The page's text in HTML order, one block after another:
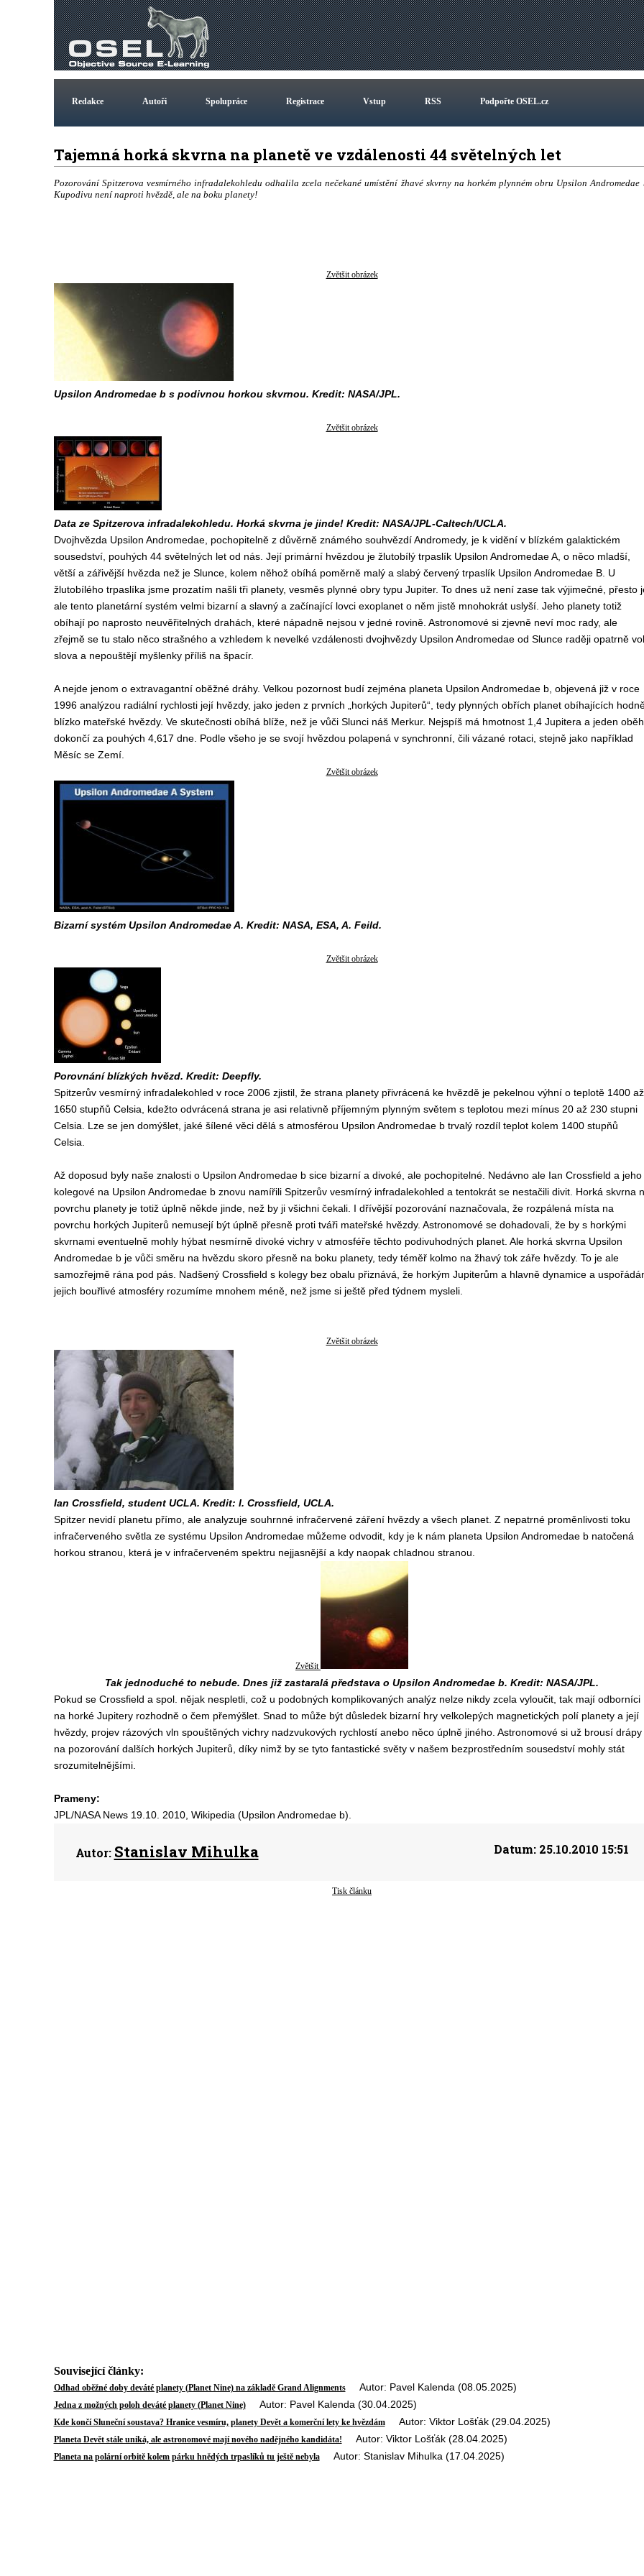
Redakce Autoři Spolupráce Registrace Vstup RSS Podpořte OSEL.cz
Tajemná horká skvrna na planetě ve vzdálenosti 44 světelných let
Pozorování Spitzerova vesmírného infradalekohledu odhalila zcela nečekané umístění žhavé skvrny na horkém plynném obru Upsilon Andromedae
Kupodivu není naproti hvězdě, ale na boku planety!
Zvětšit obrázek
Upsilon Andromedae b s podivnou horkou skvrnou. Kredit: NASA/JPL.
Zvětšit obrázek
Data ze Spitzerova infradalekohledu. Horká skvrna je jinde! Kredit: NASA/JPL-Caltech/UCLA.
Dvojhvězda Upsilon Andromedae, pochopitelně z důvěrně známého souhvězdí Andromedy, je k vidění v blízkém galaktickém
sousedství, pouhých 44 světelných let od nás. Její primární hvězdou je žlutobílý trpaslík Upsilon Andromedae A, o něco mladší,
větší a zářivější hvězda než je Slunce, kolem něhož obíhá poměrně malý a slabý červený trpaslík Upsilon Andromedae B. U
žlutobílého trpaslíka jsme prozatím našli tři planety, vesměs plynné obry typu Jupiter. To dnes už není zase tak výjimečné, přesto
ale tento planetární systém velmi bizarní a slavný a začínající lovci exoplanet o něm jistě mnohokrát uslyší. Jeho planety totiž
obíhají po naprosto neuvěřitelných drahách, které nápadně nejsou v jedné rovině. Astronomové si zjevně neví moc rady, ale
zřejmě se tu stalo něco strašného a vzhledem k nevelké vzdálenosti dvojhvězdy Upsilon Andromedae od Slunce raději opatrně
slova a nepouštějí myšlenky příliš na špacír.
A nejde jenom o extravagantní oběžné dráhy. Velkou pozornost budí zejména planeta Upsilon Andromedae b, objevená již v roce
1996 analýzou radiální rychlosti její hvězdy, jako jeden z prvních „horkých Jupiterů“, tedy plynných obřích planet obíhajících
blízko mateřské hvězdy. Ve skutečnosti obíhá blíže, než je vůči Slunci náš Merkur. Nejspíš má hmotnost 1,4 Jupitera a jeden oběh
dokončí za pouhých 4,617 dne. Podle všeho je se svojí hvězdou polapená v synchronní, čili vázané rotaci, stejně jako například
Měsíc se Zemí.
Zvětšit obrázek
Bizarní systém Upsilon Andromedae A. Kredit: NASA, ESA, A. Feild.
Zvětšit obrázek
Porovnání blízkých hvězd. Kredit: Deepfly.
Spitzerův vesmírný infradalekohled v roce 2006 zjistil, že strana planety přivrácená ke hvězdě je pekelnou výhní o teplotě 1400 až
1650 stupňů Celsia, kdežto odvrácená strana je asi relativně příjemným plynným světem s teplotou mezi mínus 20 až 230 stupni
Celsia. Lze se jen domýšlet, jaké šílené věci dělá s atmosférou Upsilon Andromedae b trvalý rozdíl teplot kolem 1400 stupňů
Celsia.
Až doposud byly naše znalosti o Upsilon Andromedae b sice bizarní a divoké, ale pochopitelné. Nedávno ale Ian Crossfield a jeho
kolegové na Upsilon Andromedae b znovu namířili Spitzerův vesmírný infradalekohled a tentokrát se nestačili divit. Horká skvrna
povrchu planety je totiž úplně někde jinde, než by ji všichni čekali. I dřívější pozorování naznačovala, že rozpálená místa na
povrchu horkých Jupiterů nemusejí být úplně přesně proti tváři mateřské hvězdy. Astronomové se dohadovali, že by s horkými
skvrnami eventuelně mohly hýbat nesmírně divoké vichry v atmosféře těchto podivuhodných planet. Ale horká skvrna Upsilon
Andromedae b je vůči směru na hvězdu skoro přesně na boku planety, tedy téměř kolmo na žhavý tok záře hvězdy. To je ale
samozřejmě rána pod pás. Nadšený Crossfield s kolegy bez obalu přiznává, že horkým Jupiterům a hlavně dynamice a
jejich bouřlivé atmosféry rozumíme mnohem méně, než jsme si ještě před týdnem mysleli.
Zvětšit obrázek
Ian Crossfield, student UCLA. Kredit: I. Crossfield, UCLA.
Spitzer nevidí planetu přímo, ale analyzuje souhrnné infračervené záření hvězdy a všech planet. Z nepatrné proměnlivosti toku
infračerveného světla ze systému Upsilon Andromedae můžeme odvodit, kdy je k nám planeta Upsilon Andromedae b natočená
horkou stranou, která je v infračerveném spektru nejjasnější a kdy naopak chladnou stranou.
Zvětšit
Tak jednoduché to nebude. Dnes již zastaralá představa o Upsilon Andromedae b. Kredit: NASA/JPL.
Pokud se Crossfield a spol. nějak nespletli, což u podobných komplikovaných analýz nelze nikdy zcela vyloučit, tak mají odborníci
na horké Jupitery rozhodně o čem přemýšlet. Snad to může být důsledek bizarní hry velkolepých magnetických polí planety a její
hvězdy, projev rázových vln spouštěných vichry nadzvukových rychlostí anebo něco úplně jiného. Astronomové si už brousí drápy
na pozorování dalších horkých Jupiterů, díky nimž by se tyto fantastické světy v našem bezprostředním sousedství mohly stát
srozumitelnějšími.
Prameny:
JPL/NASA News 19.10. 2010, Wikipedia (Upsilon Andromedae b).
Autor: Stanislav Mihulka Datum:25.10.2010 15:51
Tisk článku
Související články:
Odhad oběžné doby deváté planety (Planet Nine) na základě Grand AlignmentsAutor: Pavel Kalenda (08.05.2025)
Jedna z možných poloh deváté planety (Planet Nine)Autor: Pavel Kalenda (30.04.2025)
Kde končí Sluneční soustava? Hranice vesmíru, planety Devět a komerční lety ke hvězdámAutor: Viktor Lošťák (29.04.2025)
Planeta Devět stále uniká, ale astronomové mají nového nadějného kandidáta! Autor: Viktor Lošťák (28.04.2025)
Planeta na polární orbitě kolem párku hnědých trpaslíků tu ještě nebylaAutor: Stanislav Mihulka (17.04.2025)